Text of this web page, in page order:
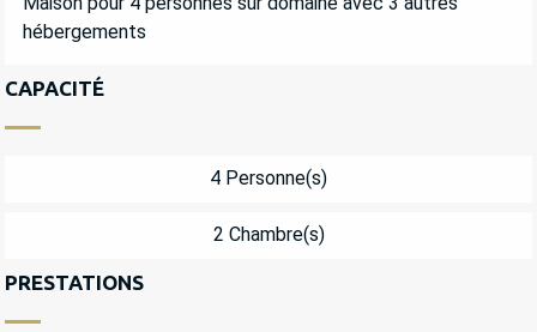
hébergements
CAPACITÉ
4 Personne(s)
2 Chambre(s)
PRESTATIONS